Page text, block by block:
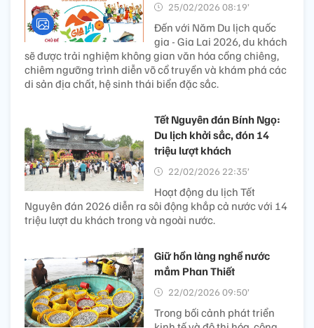
25/02/2026 08:19’
Đến với Năm Du lịch quốc
gia - Gia Lai 2026, du khách
sẽ được trải nghiệm không gian văn hóa cồng chiêng,
chiêm ngưỡng trình diễn võ cổ truyền và khám phá các
di sản địa chất, hệ sinh thái biển đặc sắc.
Tết Nguyên đán Bính Ngọ:
Du lịch khởi sắc, đón 14
triệu lượt khách
22/02/2026 22:35’
Hoạt động du lịch Tết
Nguyên đán 2026 diễn ra sôi động khắp cả nước với 14
triệu lượt du khách trong và ngoài nước.
Giữ hồn làng nghề nước
mắm Phan Thiết
22/02/2026 09:50’
Trong bối cảnh phát triển